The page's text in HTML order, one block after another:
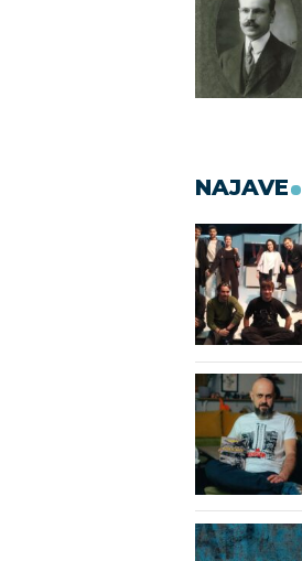
NAJAVE